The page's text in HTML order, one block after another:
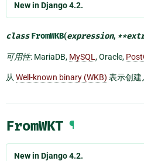
New in Django 4.2.
class FromWKB(expression, **
可用性: MariaDB, MySQL , Oracle,
从 Well-known binary (WKB) 表示创建
FromWKT ¶
New in Django 4.2.